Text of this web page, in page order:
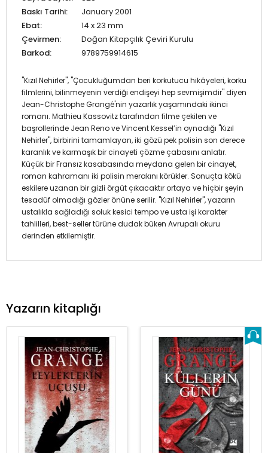
Baskı Tarihi:
January 2001
Ebat:
14 x 23 mm
Çevirmen:
Doğan Kitapçılık Çeviri Kurulu
Barkod:
9789759914615
"Kızıl Nehirler", ''Çocukluğumdan beri korkutucu hikâyeleri, korku
filmlerini, bilinmeyenin verdiği endişeyi hep sevmişimdir" diyen
Jean-Christophe Grangé'nin yazarlık yaşamındaki ikinci
romanı. Mathieu Kassovitz tarafından filme çekilen ve
başrollerinde Jean Reno ve Vincent Kessel’in oynadığı "Kızıl
Nehirler", birbirini tamamlayan, iki gözü pek polisin son derece
karanlık ve karmaşık bir cinayeti çözme çabasını anlatır.
Küçük bir Fransız kasabasında meydana gelen bir cinayet,
roman kahramanı iki polisin merakını körükler. Sonuçta kökü
eskilere uzanan bir gizli örgüt çıkacaktır ortaya ve hiçbir şeyin
tesadüf olmadığı gözler önüne serilir. "Kızıl Nehirler", yazarın
ustalıkla sağladığı soluk kesici tempo ve usta işi karakter
tahlilleri, best-seller türüne dudak büken Avrupalı okuru
derinden etkilemiştir.
Yazarın kitaplığı